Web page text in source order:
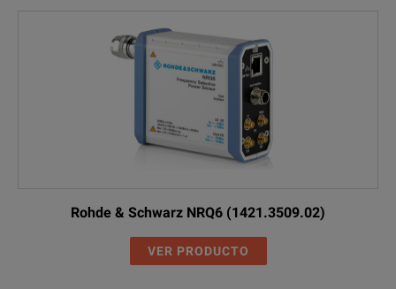
Rohde & Schwarz NRQ6 (1421.3509.02)
VER PRODUCTO